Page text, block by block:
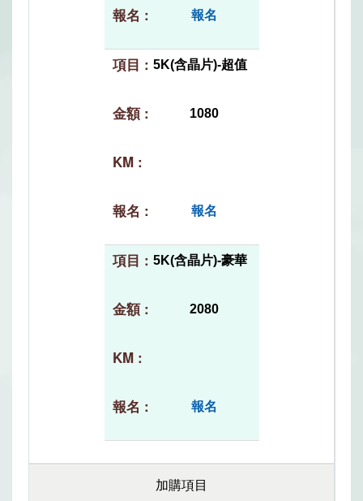
報名
5K(含晶片)-超值
1080
報名
5K(含晶片)-豪華
2080
報名
加購項目